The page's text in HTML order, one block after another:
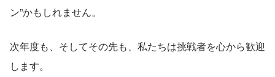
ン”かもしれません。
次年度も、そしてその先も、私たちは挑戦者を心から歓迎
します。